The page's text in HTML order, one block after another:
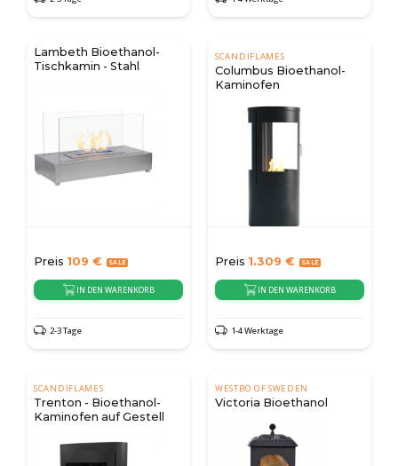
Lambeth Bioethanol-
Tischkamin - Stahl
Preis 109 €
IN DEN WARENKORB
2-3 Tage
SCANDIFLAMES
Columbus Bioethanol-
Kaminofen
Preis 1.309 €
IN DEN WARENKORB
1-4 Werktage
SCANDIFLAMES
Trenton - Bioethanol-
Kaminofen auf Gestell
WESTBO OF SWEDEN
Victoria Bioethanol